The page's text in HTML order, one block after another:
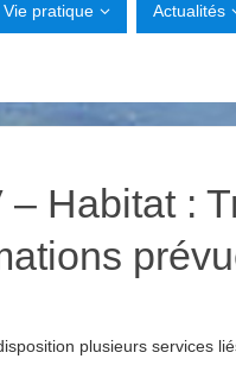
Vie pratique Actualités
– Habitat :
plusieurs services